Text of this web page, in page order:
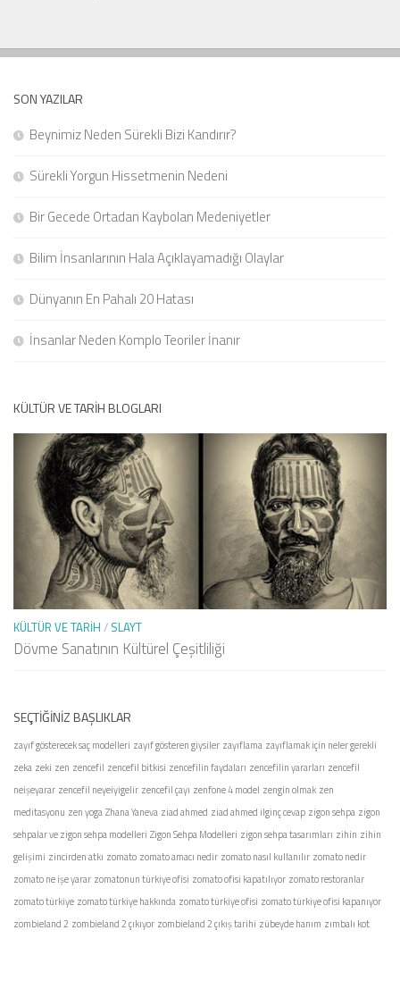
SON YAZILAR
Beynimiz Neden Sürekli Bizi Kandırır?
Sürekli Yorgun Hissetmenin Nedeni
Bir Gecede Ortadan Kaybolan Medeniyetler
Bilim İnsanlarının Hala Açıklayamadığı Olaylar
Dünyanın En Pahalı 20 Hatası
İnsanlar Neden Komplo Teoriler İnanır
KÜLTÜR VE TARIH BLOGLARI
KÜLTÜR VE TARIH / SLAYT
Dövme Sanatının Kültürel Çeşitliliği
SEÇTIĞINIZ BAŞLIKLAR
zayıf gösterecek saç modelleri zayıf gösteren giysiler zayıflama zayıflamak için neler gerekli
zeka zeki zen zencefil zencefil bitkisi zencefilin faydaları zencefilin yararları zencefil
neişeyarar zencefil neyeiyigelir zencefil çayı zenfone 4 model zengin olmak zen
meditasyonu zen yogaZhana Yaneva ziad ahmed ziad ahmed ilginç cevap zigon sehpa zigon
sehpalar ve zigon sehpa modelleri Zigon Sehpa Modelleri zigon sehpa tasarımları zihin zihin
gelişimi zincirden atkı zomato zomato amacı nedir zomato nasıl kullanılır zomato nedir
zomato ne işe yarar zomatonun türkiye ofisi zomato ofisi kapatılıyor zomato restoranlar
zomato türkiye zomato türkiye hakkında zomato türkiye ofisi zomato türkiye ofisi kapanıyor
zombieland 2 zombieland 2 çıkıyor zombieland 2 çıkış tarihi zübeyde hanım zımbalı kot